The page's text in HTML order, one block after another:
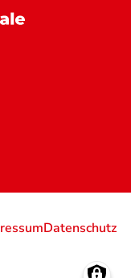
Datenschutz